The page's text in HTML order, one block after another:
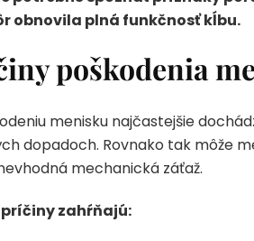
obnovila plná funkčnosť kĺbu.
poškodenia
menisku najčastejšie
dopadoch. Rovnako tak môže
mechanická záťaž.
zahŕňajú: